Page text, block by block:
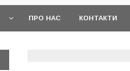
ПРО НАС КОНТАКТИ